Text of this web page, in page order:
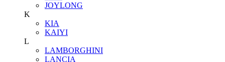
JOYLONG
K
KIA
KAIYI
L
LAMBORGHINI
LANCIA